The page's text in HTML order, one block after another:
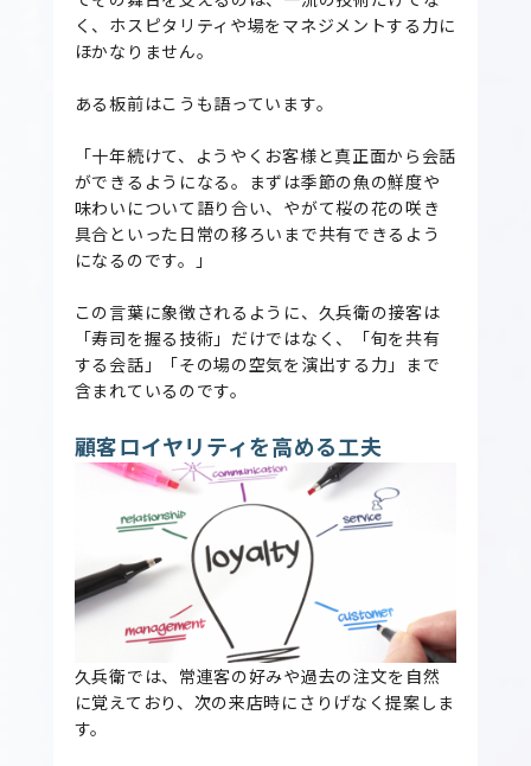
く、ホスピタリティや場をマネジメントする力に
ほかなりません。
ある板前はこうも語っています。
「十年続けて、ようやくお客様と真正面から会話
ができるようになる。まずは季節の魚の鮮度や
味わいについて語り合い、やがて桜の花の咲き
具合といった日常の移ろいまで共有できるよう
になるのです。」
この言葉に象徴されるように、久兵衛の接客は
「寿司を握る技術」だけではなく、「旬を共有
する会話」「その場の空気を演出する力」まで
含まれているのです。
顧客ロイヤリティを高める工夫
久兵衛では、常連客の好みや過去の注文を自然
に覚えており、次の来店時にさりげなく提案しま
す。